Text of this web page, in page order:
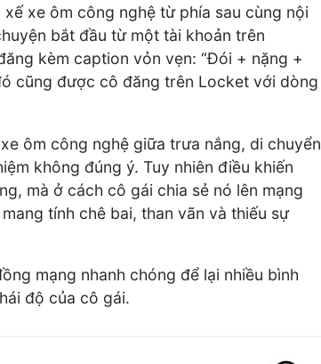
xe ôm công nghệ từ phía sau cùng nội
bắt đầu từ một tài khoản trên
kèm caption vỏn vẹn: “Đói + nặng +
cũng được cô đăng trên Locket với dòng
ôm công nghệ giữa trưa nắng, di chuyển
không đúng ý. Tuy nhiên điều khiến
mà ở cách cô gái chia sẻ nó lên mạng
tính chê bai, than vãn và thiếu sự
mạng nhanh chóng để lại nhiều bình
độ của cô gái.